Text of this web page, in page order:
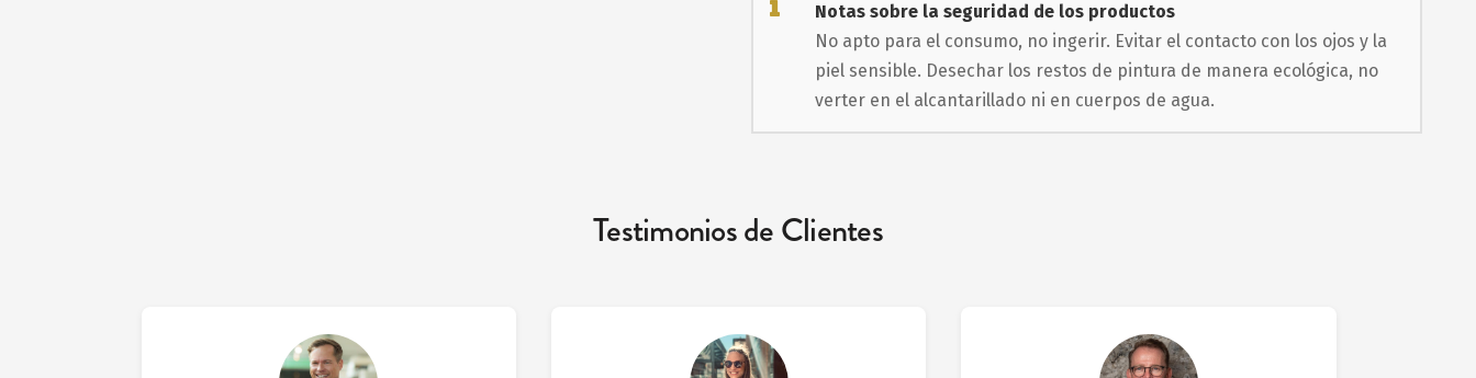
Notas sobre la seguridad de los productos
No apto para el consumo, no ingerir. Evitar el contacto con los ojos y la
piel sensible. Desechar los restos de pintura de manera ecológica, no
verter en el alcantarillado ni en cuerpos de agua.
Testimonios de Clientes